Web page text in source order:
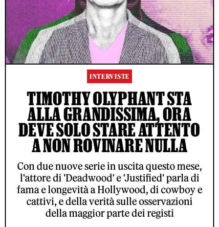
INTERVISTE
TIMOTHY OLYPHANT STA
ALLA GRANDISSIMA, ORA
DEVE SOLO STARE ATTENTO
A NON ROVINARE NULLA
Con due nuove serie in uscita questo mese,
l'attore di 'Deadwood' e 'Justified' parla di
fama e longevità a Hollywood, di cowboy e
cattivi, e della verità sulle osservazioni
della maggior parte dei registi